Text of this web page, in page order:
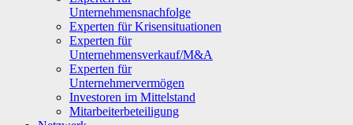
Unternehmensnachfolge
Experten für Krisensituationen
Experten für
Unternehmensverkauf/M&A
Experten für
Unternehmervermögen
Investoren im Mittelstand
Mitarbeiterbeteiligung